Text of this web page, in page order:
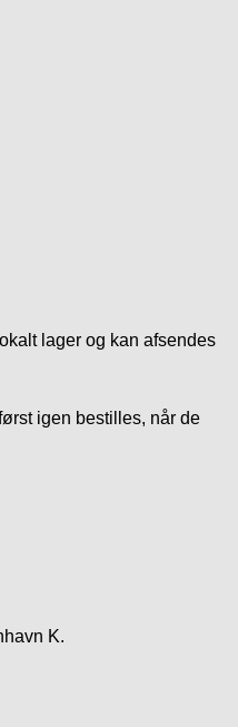
lager og kan afsendes
igen bestilles, når de
K.